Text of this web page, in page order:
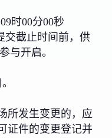
时00分00秒
交截止时间前，供
与开启。
所发生变更的，应
证件的变更登记并